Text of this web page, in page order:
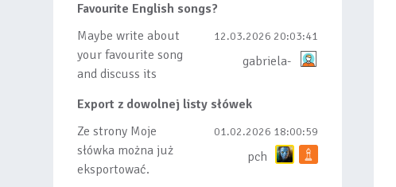
lub dodanych do
listy, czy tez ze
wszys...
Favourite English songs?
Maybe write about
your favourite song
and discuss its
12.03.2026 20:03:41
gabriela-
Export z dowolnej listy słówek
Ze strony Moje
słówka można już
eksportować.
01.02.2026 18:00:59
pch